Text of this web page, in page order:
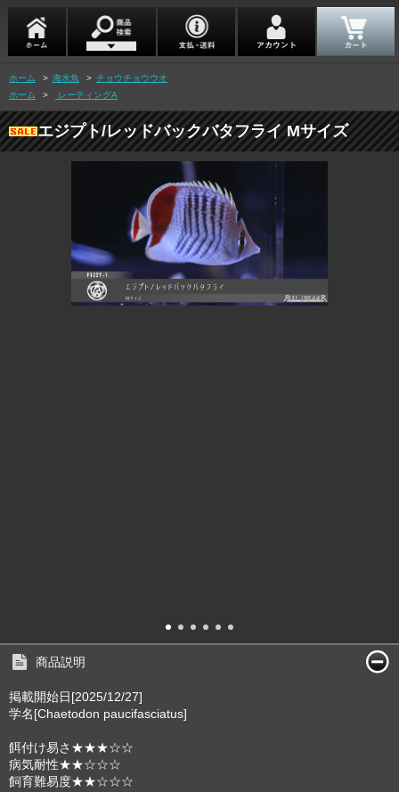
ホーム > 海水魚 > チョウチョウウオ
ホーム
> レーティングA
エジプト/レッドバックバタフライ Mサイズ
商品説明
掲載開始日[2025/12/27]
学名[Chaetodon paucifasciatus]
餌付け易さ★★★☆☆
病気耐性★★☆☆☆
飼育難易度★★☆☆☆